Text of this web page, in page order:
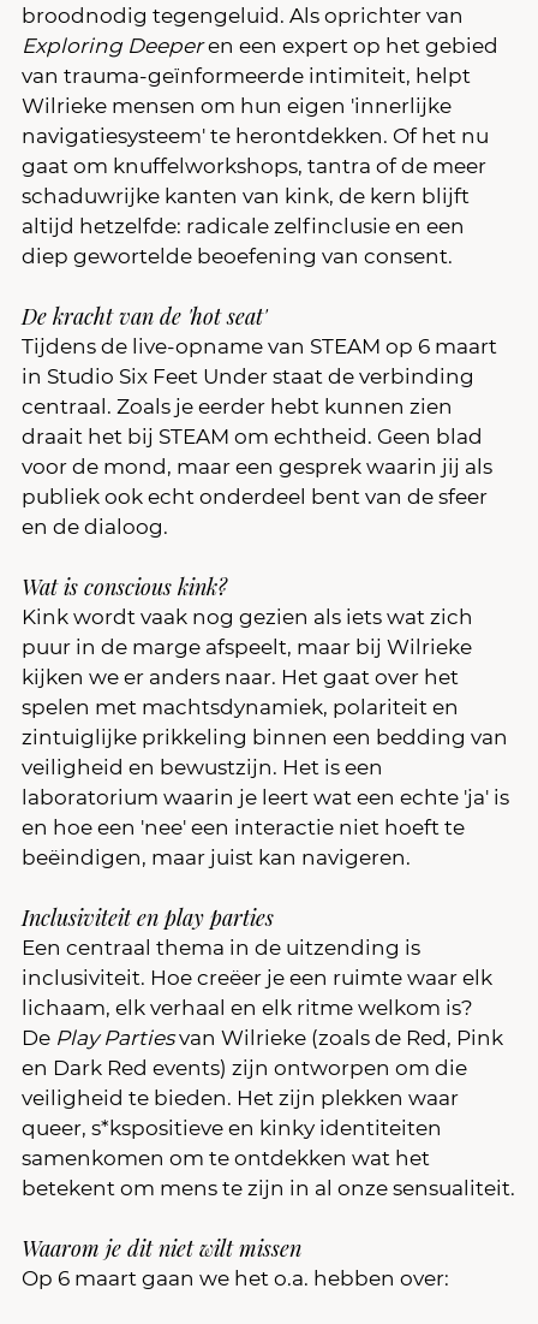
broodnodig tegengeluid. Als oprichter van
Exploring Deeper en een expert op het gebied
van trauma-geïnformeerde intimiteit, helpt
Wilrieke mensen om hun eigen 'innerlijke
navigatiesysteem' te herontdekken. Of het nu
gaat om knuffelworkshops, tantra of de meer
schaduwrijke kanten van kink, de kern blijft
altijd hetzelfde: radicale zelfinclusie en een
diep gewortelde beoefening van consent.
De kracht van de 'hot seat'
Tijdens de live-opname van STEAM op 6 maart
in Studio Six Feet Under staat de verbinding
centraal. Zoals je eerder hebt kunnen zien
draait het bij STEAM om echtheid. Geen blad
voor de mond, maar een gesprek waarin jij als
publiek ook echt onderdeel bent van de sfeer
en de dialoog.
Wat is conscious kink?
Kink wordt vaak nog gezien als iets wat zich
puur in de marge afspeelt, maar bij Wilrieke
kijken we er anders naar. Het gaat over het
spelen met machtsdynamiek, polariteit en
zintuiglijke prikkeling binnen een bedding van
veiligheid en bewustzijn. Het is een
laboratorium waarin je leert wat een echte 'ja' is
en hoe een 'nee' een interactie niet hoeft te
beëindigen, maar juist kan navigeren.
Inclusiviteit en play parties
Een centraal thema in de uitzending is
inclusiviteit. Hoe creëer je een ruimte waar elk
lichaam, elk verhaal en elk ritme welkom is?
De Play Parties van Wilrieke (zoals de Red, Pink
en Dark Red events) zijn ontworpen om die
veiligheid te bieden. Het zijn plekken waar
queer, s*kspositieve en kinky identiteiten
samenkomen om te ontdekken wat het
betekent om mens te zijn in al onze sensualiteit.
Waarom je dit niet wilt missen
Op 6 maart gaan we het o.a. hebben over: